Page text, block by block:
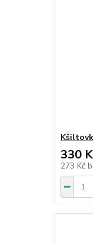
330
273 Kč